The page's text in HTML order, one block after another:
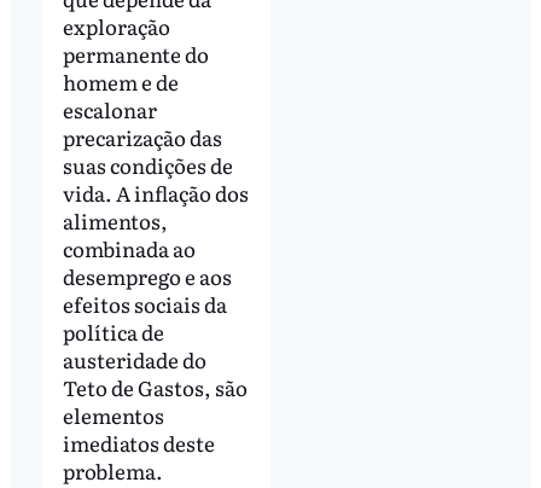
exploração
permanente do
homem e de
escalonar
precarização das
suas condições de
vida. A inflação dos
alimentos,
combinada ao
desemprego e aos
efeitos sociais da
política de
austeridade do
Teto de Gastos, são
elementos
imediatos deste
problema.